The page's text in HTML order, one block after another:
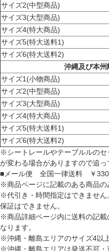
サイズ2(中型商品)
サイズ3(大型商品)
サイズ4(特大商品)
サイズ5(特大送料1)
サイズ6(特大送料2)
沖縄及び本州
サイズ1(小物商品)
サイズ2(中型商品)
サイズ3(大型商品)
サイズ4(特大商品)
サイズ5(特大送料1)
サイズ6(特大送料2)
※シートレールやテーブルルの
が変わる場合がありますので追っ
■メール便 全国一律送料 ￥330
※商品ページに記載のある商品の
※代引き・時間指定はできませ
保証はできません。
※商品詳細ページ内に送料の記
なります。
※沖縄・離島エリアのサイズ4以
※沖縄・離島エリアは発送不可